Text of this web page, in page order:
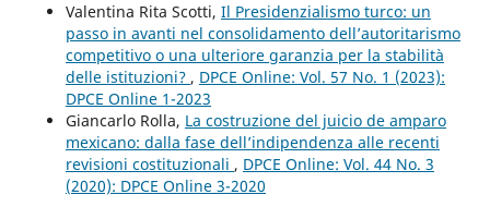
Valentina Rita Scotti, Il Presidenzialismo turco: un
passo in avanti nel consolidamento dell’autoritarismo
competitivo o una ulteriore garanzia per la stabilità
delle istituzioni? , DPCE Online: Vol. 57 No. 1 (2023):
DPCE Online 1-2023
Giancarlo Rolla, La costruzione del juicio de amparo
mexicano: dalla fase dell’indipendenza alle recenti
revisioni costituzionali , DPCE Online: Vol. 44 No. 3
(2020): DPCE Online 3-2020